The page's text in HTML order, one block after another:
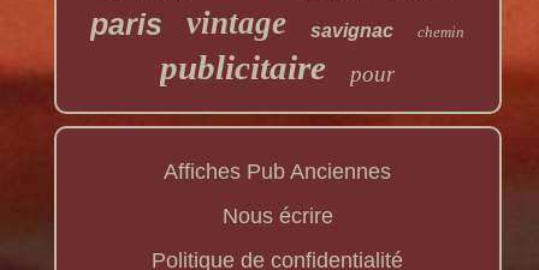
paris vintage savignac chemin
publicitaire pour
Affiches Pub Anciennes
Nous écrire
Politique de confidentialité